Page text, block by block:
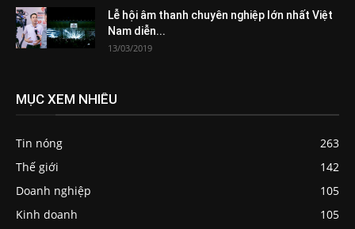
Lễ hội âm thanh chuyên nghiệp lớn nhất Việt
Nam diễn...
13/03/2019
MỤC XEM NHIỀU
Tin nóng
263
Thế giới
142
Doanh nghiệp
105
Kinh doanh
105